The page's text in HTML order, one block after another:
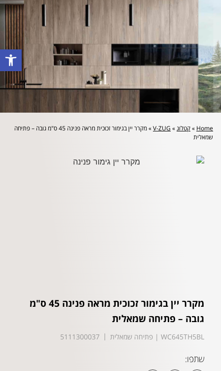
פתח
לייעוץ מקצועי והצעת מחיר: 072-2160644
Home
»קטלוג»
V-ZUG
»
מקרר יין בגימור זכוכית מראה פנינה 45 ס"מ גובה – פתיחה
שמאלית
מקרר יין בגימור זכוכית מראה פנינה 45 ס"מ
גובה – פתיחה שמאלית
WC645TH5BL | פתיחה שמאלית 5111300037
שתפו: